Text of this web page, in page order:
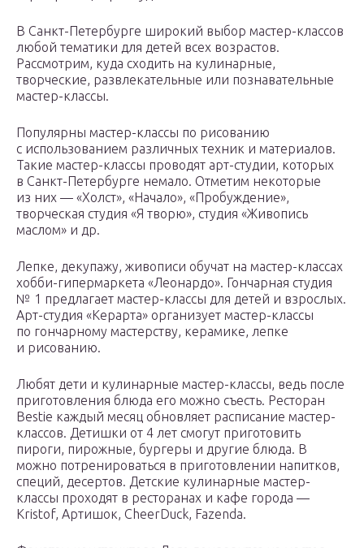
В Санкт-Петербурге широкий выбор мастер-классов
любой тематики для детей всех возрастов.
Рассмотрим, куда сходить на кулинарные,
творческие, развлекательные или познавательные
мастер-классы.
Популярны мастер-классы по рисованию
с использованием различных техник и материалов.
Такие мастер-классы проводят арт-студии, которых
в Санкт-Петербурге немало. Отметим некоторые
из них — «Холст», «Начало», «Пробуждение»,
творческая студия «Я творю», студия «Живопись
маслом» и др.
Лепке, декупажу, живописи обучат на мастер-классах
хобби-гипермаркета «Леонардо». Гончарная студия
№ 1 предлагает мастер-классы для детей и взрослых.
Арт-студия «Керарта» организует мастер-классы
по гончарному мастерству, керамике, лепке
и рисованию.
Любят дети и кулинарные мастер-классы, ведь после
приготовления блюда его можно съесть. Ресторан
Bestie каждый месяц обновляет расписание мастер-
классов. Детишки от 4 лет смогут приготовить
пироги, пирожные, бургеры и другие блюда. В
можно потренироваться в приготовлении напитков,
специй, десертов. Детские кулинарные мастер-
классы проходят в ресторанах и кафе города —
Kristof, Артишок, CheerDuck, Fazenda.